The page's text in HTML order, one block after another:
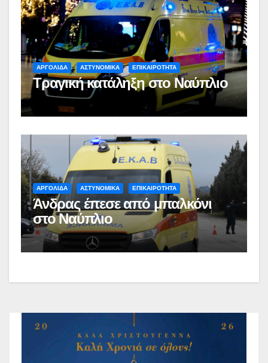
ΑΡΓΟΛΙΔΑ ΑΣΤΥΝΟΜΙΚΑ ΕΠΙΚΑΙΡΟΤΗΤΑ
Τραγική κατάληξη στο Ναύπλιο
ΑΡΓΟΛΙΔΑ ΑΣΤΥΝΟΜΙΚΑ ΕΠΙΚΑΙΡΟΤΗΤΑ
Άνδρας έπεσε από μπαλκόνι
στο Ναύπλιο